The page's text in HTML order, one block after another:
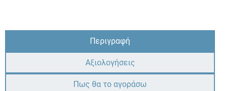
Περιγραφή
Αξιολογήσεις
Πως θα το αγοράσω